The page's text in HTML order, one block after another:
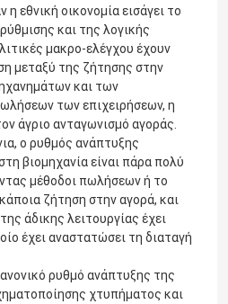
η εθνική οικονομία εισάγει το
και της λογικής
μακρο-ελέγχου έχουν
μεταξύ της ζήτησης στην
και των
των επιχειρήσεων, η
άγριο ανταγωνισμό αγοράς.
ο ρυθμός ανάπτυξης
βιομηχανία είναι πάρα πολύ
μέθοδοι πωλήσεων ή το
ζήτηση στην αγορά, και
άδικης λειτουργίας έχει
έχει αναστατώσει τη διαταγή
ρυθμό ανάπτυξης της
χτυπήματος και